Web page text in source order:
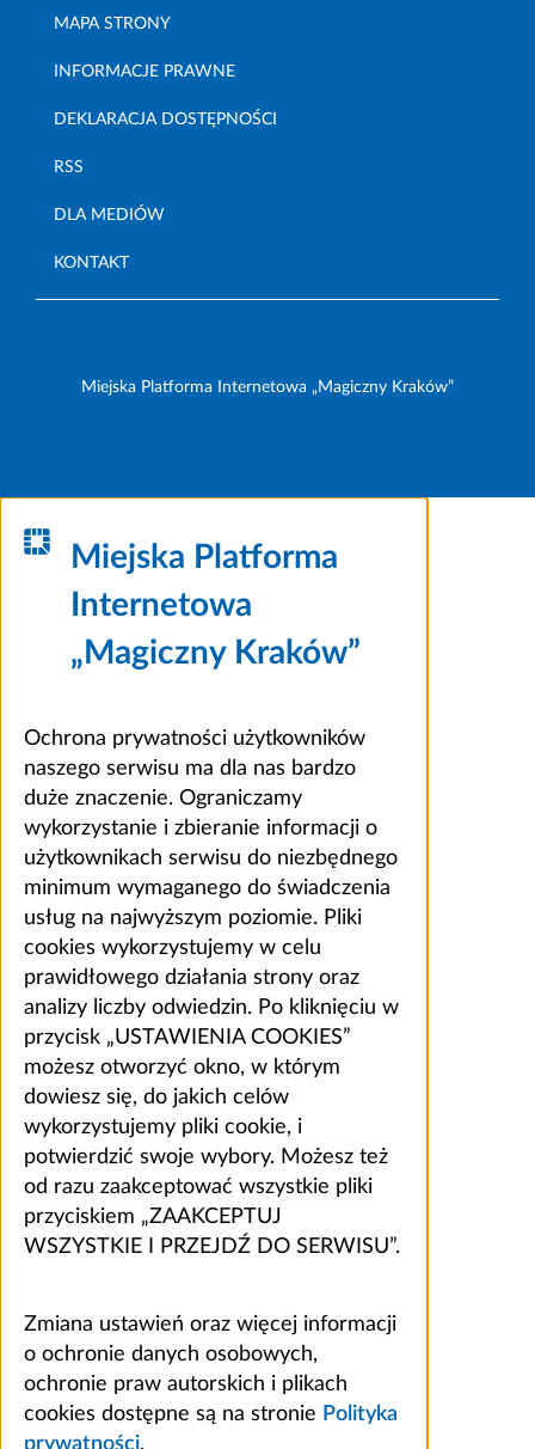
MAPA STRONY
INFORMACJE PRAWNE
DEKLARACJA DOSTĘPNOŚCI
RSS
DLA MEDIÓW
KONTAKT
Miejska Platforma Internetowa „Magiczny Kraków”
Miejska Platforma
Internetowa
„Magiczny Kraków”
Ochrona prywatności użytkowników
naszego serwisu ma dla nas bardzo
duże znaczenie. Ograniczamy
wykorzystanie i zbieranie informacji o
użytkownikach serwisu do niezbędnego
minimum wymaganego do świadczenia
usług na najwyższym poziomie. Pliki
cookies wykorzystujemy w celu
prawidłowego działania strony oraz
analizy liczby odwiedzin. Po kliknięciu w
przycisk „USTAWIENIA COOKIES”
możesz otworzyć okno, w którym
dowiesz się, do jakich celów
wykorzystujemy pliki cookie, i
potwierdzić swoje wybory. Możesz też
od razu zaakceptować wszystkie pliki
przyciskiem „ZAAKCEPTUJ
WSZYSTKIE I PRZEJDŹ DO SERWISU”.
Zmiana ustawień oraz więcej informacji
o ochronie danych osobowych,
ochronie praw autorskich i plikach
cookies dostępne są na stronie Polityka
prywatności.